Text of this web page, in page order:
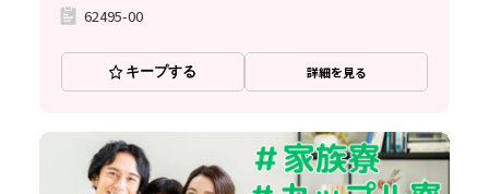
62495-00
キープする 詳細を見る